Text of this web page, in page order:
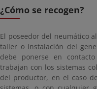
¿Cómo se recogen?
El poseedor del neumático
taller o instalación del
debe ponerse en
trabajan con los sistemas
del productor, en el caso